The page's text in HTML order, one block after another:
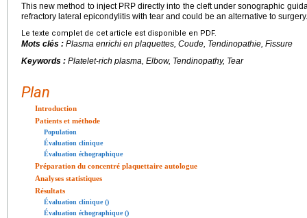
This new method to inject PRP directly into the cleft under sonographic
refractory lateral epicondylitis with tear and could be an alternative to surgery.
Le texte complet de cet article est disponible en PDF.
Mots clés : Plasma enrichi en plaquettes, Coude, Tendinopathie, Fissure
Keywords : Platelet-rich plasma, Elbow, Tendinopathy, Tear
Plan
Introduction
Patients et méthode
Population
Évaluation clinique
Évaluation échographique
Préparation du concentré plaquettaire autologue
Analyses statistiques
Résultats
Évaluation clinique ()
Évaluation échographique ()